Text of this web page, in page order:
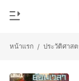
หน้าแรก / ประวัติศาส